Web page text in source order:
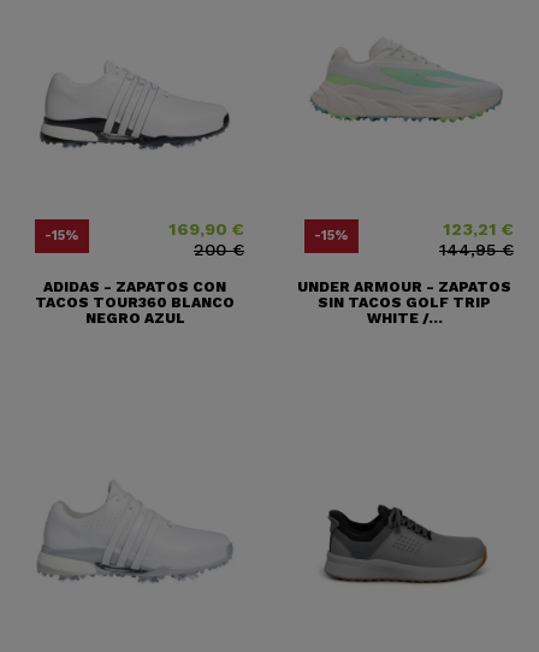
-15% Precio169,90 €
Precio base
200 €
ADIDAS - ZAPATOS CON
TACOS TOUR360 BLANCO
NEGRO AZUL
-15% 123,21 €
Precio base
144,95 €
UNDER ARMOUR - ZAPATOS
SIN TACOS GOLF TRIP
WHITE /...